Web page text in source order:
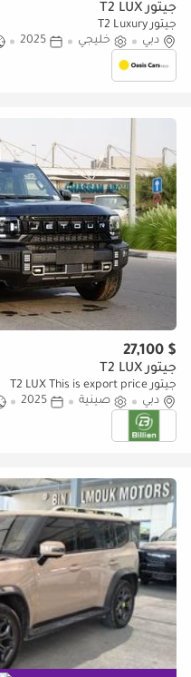
جيتور T2 LUX
جيتور T2 Luxury
دبي
خليجي 2025
$ 27,100
جيتور T2 LUX
جيتور T2 LUX This is export price
دبي
صينية 2025